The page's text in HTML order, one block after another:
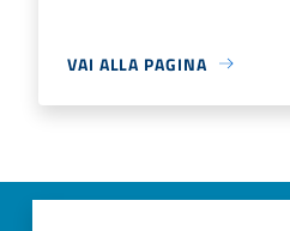
VAI ALLA PAGINA